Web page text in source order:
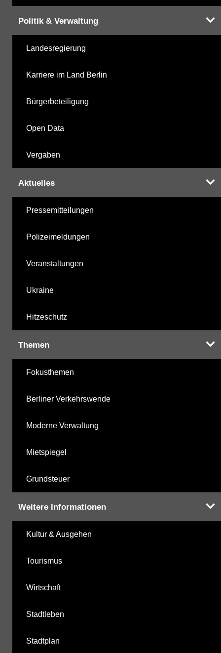
Politik & Verwaltung
Landesregierung
Karriere im Land Berlin
Bürgerbeteiligung
Open Data
Vergaben
Aktuelles
Pressemitteilungen
Polizeimeldungen
Veranstaltungen
Ukraine
Hitzeschutz
Themen
Fokusthemen
Berliner Verkehrswende
Moderne Verwaltung
Mietspiegel
Grundsteuer
Weitere Informationen
Kultur & Ausgehen
Tourismus
Wirtschaft
Stadtleben
Stadtplan